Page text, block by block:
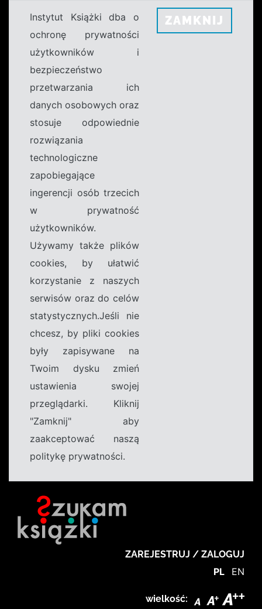
Instytut Książki dba o
ochronę prywatności
użytkowników i
bezpieczeństwo
przetwarzania ich
danych osobowych oraz
stosuje odpowiednie
rozwiązania
technologiczne
zapobiegające
ingerencji osób trzecich
w prywatność
użytkowników.
Używamy także plików
cookies, by ułatwić
korzystanie z naszych
serwisów oraz do celów
statystycznych.Jeśli nie
chcesz, by pliki cookies
były zapisywane na
Twoim dysku zmień
ustawienia swojej
przeglądarki. Kliknij
"Zamknij" aby
zaakceptować naszą
politykę prywatności.
ZAMKNIJ
ZAREJESTRUJ / ZALOGUJ
PL EN
wielkość: